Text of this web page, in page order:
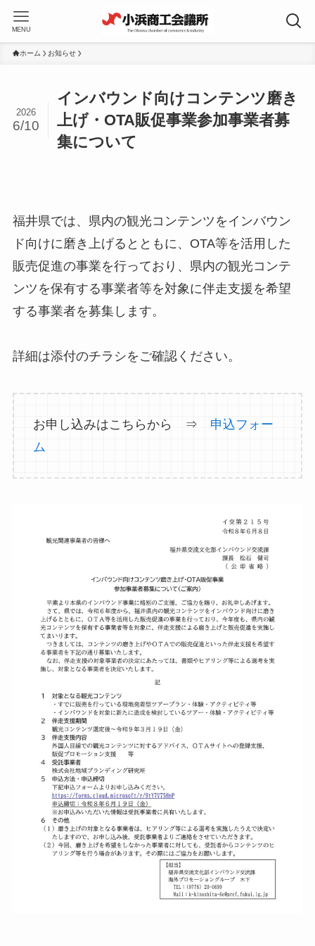
MENU
ホーム お知らせ
インバウンド向けコンテンツ磨き
上げ・OTA販促事業参加事業者募
集について
2026
6/10
福井県では、県内の観光コンテンツをインバウン
ド向けに磨き上げるとともに、OTA等を活用した
販売促進の事業を行っており、県内の観光コンテ
ンツを保有する事業者等を対象に伴走支援を希望
する事業者を募集します。
詳細は添付のチラシをご確認ください。
お申し込みはこちらから ⇒ 申込フォー
ム